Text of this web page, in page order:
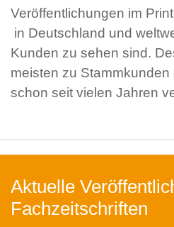
Veröffentlichungen im
in Deutschland und
Kunden zu sehen sind.
meisten zu
schon seit vielen Jahren
Aktuelle
Fachzeitschriften